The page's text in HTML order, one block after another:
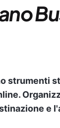
strumenti
e